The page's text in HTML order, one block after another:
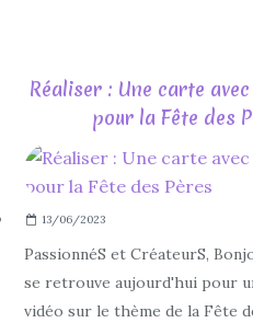
LOISIRS
Réaliser : Une carte
pour la Fête des
13/06/2023
PassionnéS et CréateurS,
se retrouve aujourd'hui pour
vidéo sur le thème de la Fête